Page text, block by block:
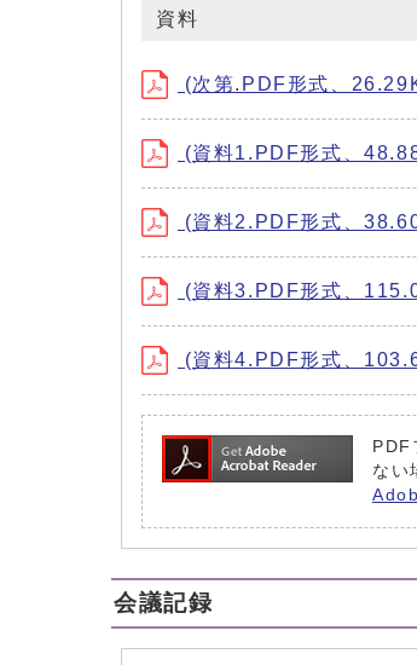
資料
(次第.PDF形式、
(資料1.PDF形式、
(資料2.PDF形式、
(資料3.PDF形式、
(資料4.PDF形式、
PDF
ない
会議記録